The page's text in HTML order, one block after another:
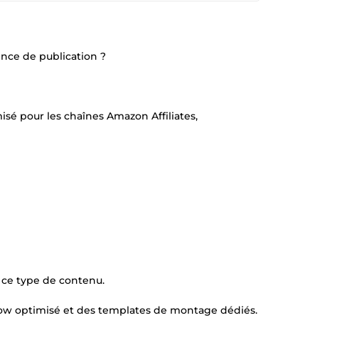
de publication ?
pour les chaînes Amazon Affiliates,
type de contenu.
optimisé et des templates de montage dédiés.